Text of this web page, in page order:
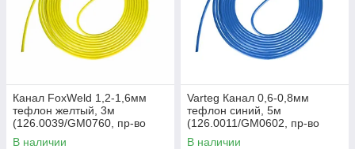
Канал FoxWeld 1,2-1,6мм
тефлон желтый, 3м
(126.0039/GM0760, пр-во
FoxWeld/КНР)
В наличии
Varteg Канал 0,6-0,8мм
тефлон синий, 5м
(126.0011/GM0602, пр-во
FoxWeld/КНР)
В наличии